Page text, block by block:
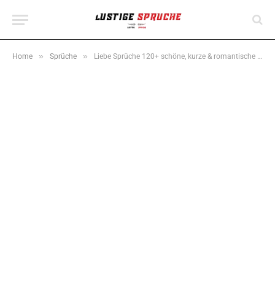
Home » Sprüche » Liebe Sprüche 120+ schöne, kurze & romantische Zitate über die Liebe